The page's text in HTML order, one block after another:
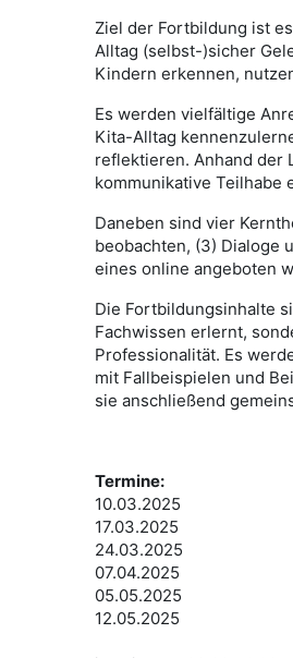
Ziel der Fortbildung ist
Alltag (selbst-)sicher
Kindern erkennen,
Es werden vielfältige
Kita-Alltag
reflektieren. Anhand der
kommunikative Teilhabe
Daneben sind vier
beobachten, (3) Dialoge
eines online angeboten
Die Fortbildungsinhalte
Fachwissen erlernt,
Professionalität. Es
mit Fallbeispielen und
sie anschließend
Termine:
10.03.2025
17.03.2025
24.03.2025
07.04.2025
05.05.2025
12.05.2025